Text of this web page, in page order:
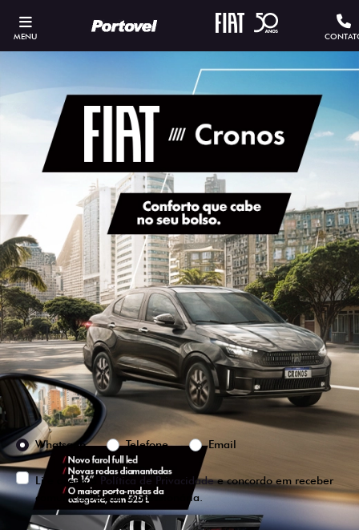
MENU
ESTOU INTERESSADO
Versão escolhida
Preferência de contato:
Whatsapp
Telefone Email
Li e aceito a Política de Privacidadee concordo em receber
comunicações da concessionária.